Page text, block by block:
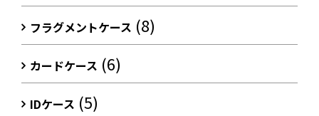
フラグメントケース (8)
カードケース (6)
IDケース (5)